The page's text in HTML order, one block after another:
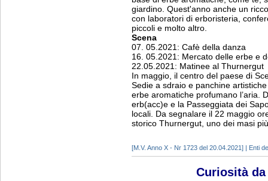
giardino. Quest'anno anche un
con laboratori di erboristeria,
piccoli e molto altro.
Scena
07. 05.2021: Cafè della danza
16. 05.2021: Mercato delle erbe e
22.05.2021: Matinee al Thurnergut
In maggio, il centro del paese di
Sedie a sdraio e panchine
erbe aromatiche profumano l’aria.
erb(acc)e e la Passeggiata dei
locali. Da segnalare il 22 maggio
storico Thurnergut, uno dei masi
[M.V. Anno X - Nr 1723 del 20.04.2021] | Enti
Curiosità